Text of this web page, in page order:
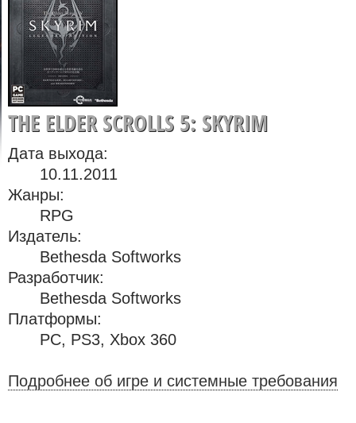
THE ELDER SCROLLS 5: SKYRIM
Дата выхода:
10.11.2011
Жанры:
RPG
Издатель:
Bethesda Softworks
Разработчик:
Bethesda Softworks
Платформы:
PC, PS3, Xbox 360
Подробнее об игре и системные требования